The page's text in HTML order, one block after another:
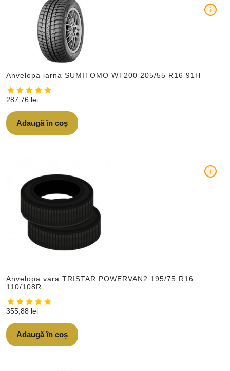
Anvelopa iarna SUMITOMO WT200 205/55 R16 91H
i
287,76 lei
Adaugă în coș
Anvelopa vara TRISTAR POWERVAN2 195/75 R16
110/108R
i
355,88 lei
Adaugă în coș